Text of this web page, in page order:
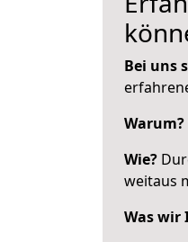
Bei uns
Warum?
Wie?
weitaus
Was wir